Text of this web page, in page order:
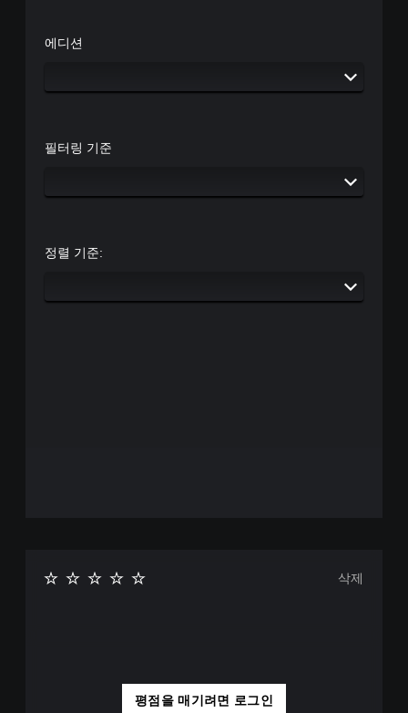
에디션
필터링 기준
정렬 기준:
평점을 매기려면 로그인
삭제